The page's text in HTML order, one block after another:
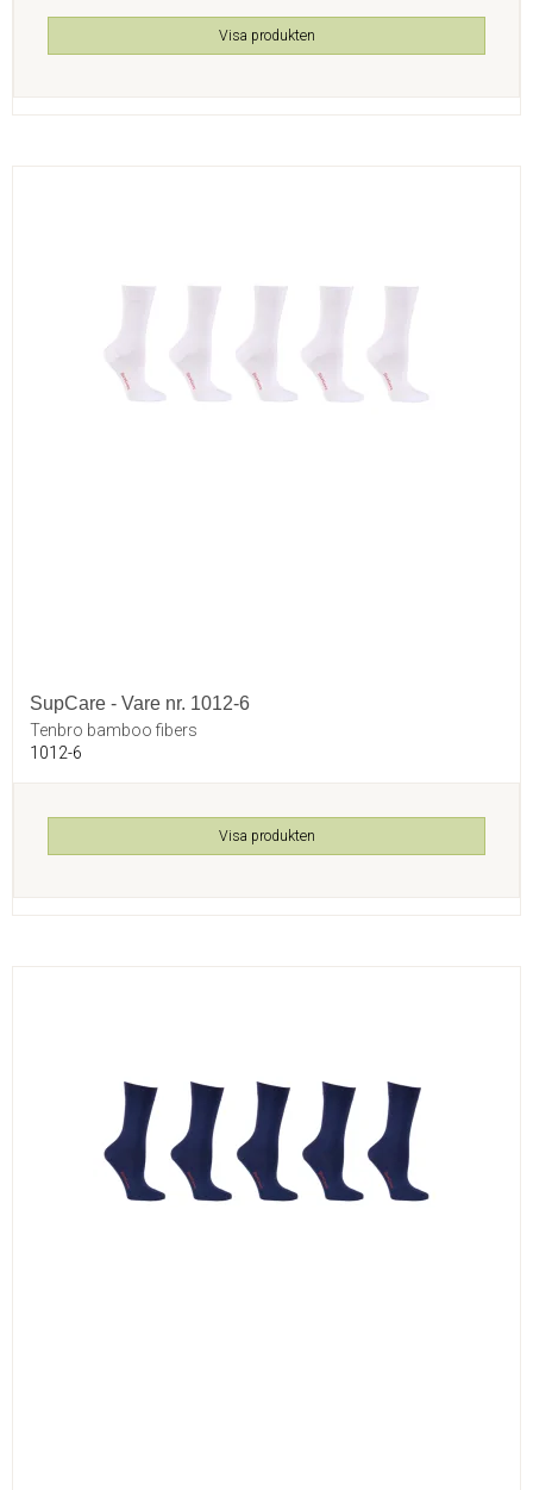
Visa produkten
SupCare - Vare nr. 1012-6
Tenbro bamboo fibers
1012-6
Visa produkten